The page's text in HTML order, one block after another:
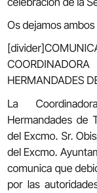
Os dejamos
HERMANDADES
La
Hermandades de
del Excmo. Sr.
del Excmo.
comunica que
por las